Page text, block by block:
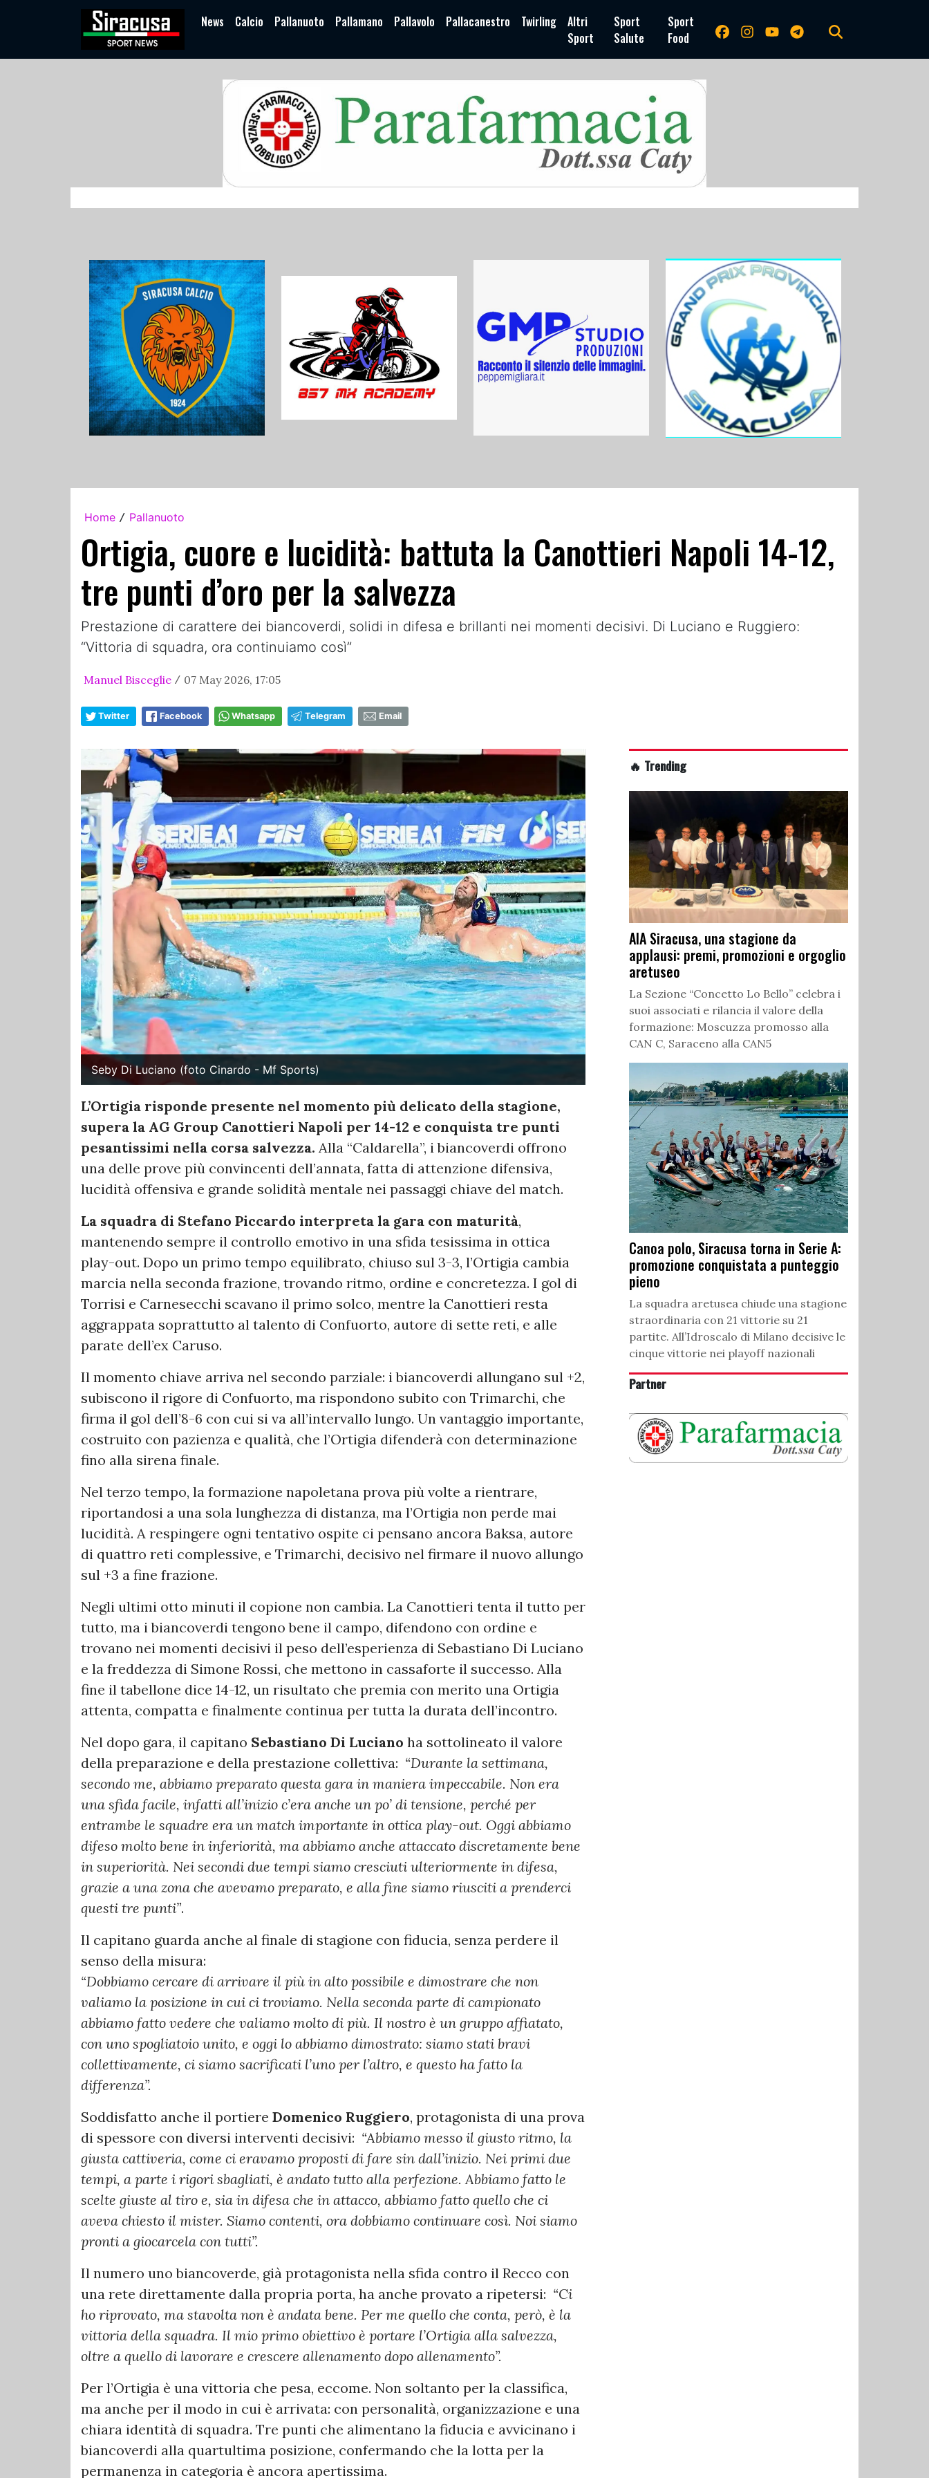
News Calcio Pallanuoto Pallamano Pallavolo Pallacanestro Twirling
Altri
Sport
Sport
Salute
Sport
Food
Home / Pallanuoto
Ortigia, cuore e lucidità: battuta la Canottieri Napoli 14-12,
tre punti d’oro per la salvezza
Prestazione di carattere dei biancoverdi, solidi in difesa e brillanti nei momenti decisivi. Di Luciano e Ruggiero:
“Vittoria di squadra, ora continuiamo così”
Manuel Bisceglie / 07 May 2026, 17:05
Twitter Facebook Whatsapp Telegram Email
Seby Di Luciano (foto Cinardo - Mf Sports)
L’Ortigia risponde presente nel momento più delicato della stagione,
supera la AG Group Canottieri Napoli per 14-12 e conquista tre punti
pesantissimi nella corsa salvezza. Alla “Caldarella”, i biancoverdi offrono
una delle prove più convincenti dell’annata, fatta di attenzione difensiva,
lucidità offensiva e grande solidità mentale nei passaggi chiave del match.
La squadra di Stefano Piccardo interpreta la gara con maturità,
mantenendo sempre il controllo emotivo in una sfida tesissima in ottica
play-out. Dopo un primo tempo equilibrato, chiuso sul 3-3, l’Ortigia cambia
marcia nella seconda frazione, trovando ritmo, ordine e concretezza. I gol di
Torrisi e Carnesecchi scavano il primo solco, mentre la Canottieri resta
aggrappata soprattutto al talento di Confuorto, autore di sette reti, e alle
parate dell’ex Caruso.
Il momento chiave arriva nel secondo parziale: i biancoverdi allungano sul +2,
subiscono il rigore di Confuorto, ma rispondono subito con Trimarchi, che
firma il gol dell’8-6 con cui si va all’intervallo lungo. Un vantaggio importante,
costruito con pazienza e qualità, che l’Ortigia difenderà con determinazione
fino alla sirena finale.
Nel terzo tempo, la formazione napoletana prova più volte a rientrare,
riportandosi a una sola lunghezza di distanza, ma l’Ortigia non perde mai
lucidità. A respingere ogni tentativo ospite ci pensano ancora Baksa, autore
di quattro reti complessive, e Trimarchi, decisivo nel firmare il nuovo allungo
sul +3 a fine frazione.
Negli ultimi otto minuti il copione non cambia. La Canottieri tenta il tutto per
tutto, ma i biancoverdi tengono bene il campo, difendono con ordine e
trovano nei momenti decisivi il peso dell’esperienza di Sebastiano Di Luciano
e la freddezza di Simone Rossi, che mettono in cassaforte il successo. Alla
fine il tabellone dice 14-12, un risultato che premia con merito una Ortigia
attenta, compatta e finalmente continua per tutta la durata dell’incontro.
Nel dopo gara, il capitano Sebastiano Di Luciano ha sottolineato il valore
della preparazione e della prestazione collettiva: “Durante la settimana,
secondo me, abbiamo preparato questa gara in maniera impeccabile. Non era
una sfida facile, infatti all’inizio c’era anche un po’ di tensione, perché per
entrambe le squadre era un match importante in ottica play-out. Oggi abbiamo
difeso molto bene in inferiorità, ma abbiamo anche attaccato discretamente bene
in superiorità. Nei secondi due tempi siamo cresciuti ulteriormente in difesa,
grazie a una zona che avevamo preparato, e alla fine siamo riusciti a prenderci
questi tre punti”.
Il capitano guarda anche al finale di stagione con fiducia, senza perdere il
senso della misura:
“Dobbiamo cercare di arrivare il più in alto possibile e dimostrare che non
valiamo la posizione in cui ci troviamo. Nella seconda parte di campionato
abbiamo fatto vedere che valiamo molto di più. Il nostro è un gruppo affiatato,
con uno spogliatoio unito, e oggi lo abbiamo dimostrato: siamo stati bravi
collettivamente, ci siamo sacrificati l’uno per l’altro, e questo ha fatto la
differenza”.
Soddisfatto anche il portiere Domenico Ruggiero, protagonista di una prova
di spessore con diversi interventi decisivi: “Abbiamo messo il giusto ritmo, la
giusta cattiveria, come ci eravamo proposti di fare sin dall’inizio. Nei primi due
tempi, a parte i rigori sbagliati, è andato tutto alla perfezione. Abbiamo fatto le
scelte giuste al tiro e, sia in difesa che in attacco, abbiamo fatto quello che ci
aveva chiesto il mister. Siamo contenti, ora dobbiamo continuare così. Noi siamo
pronti a giocarcela con tutti”.
Il numero uno biancoverde, già protagonista nella sfida contro il Recco con
una rete direttamente dalla propria porta, ha anche provato a ripetersi: “Ci
ho riprovato, ma stavolta non è andata bene. Per me quello che conta, però, è la
vittoria della squadra. Il mio primo obiettivo è portare l’Ortigia alla salvezza,
oltre a quello di lavorare e crescere allenamento dopo allenamento”.
Per l’Ortigia è una vittoria che pesa, eccome. Non soltanto per la classifica,
ma anche per il modo in cui è arrivata: con personalità, organizzazione e una
chiara identità di squadra. Tre punti che alimentano la fiducia e avvicinano i
biancoverdi alla quartultima posizione, confermando che la lotta per la
permanenza in categoria è ancora apertissima.
🔥 Trending
AIA Siracusa, una stagione da
applausi: premi, promozioni e orgoglio
aretuseo
La Sezione “Concetto Lo Bello” celebra i
suoi associati e rilancia il valore della
formazione: Moscuzza promosso alla
CAN C, Saraceno alla CAN5
Canoa polo, Siracusa torna in Serie A:
promozione conquistata a punteggio
pieno
La squadra aretusea chiude una stagione
straordinaria con 21 vittorie su 21
partite. All’Idroscalo di Milano decisive le
cinque vittorie nei playoff nazionali
Partner